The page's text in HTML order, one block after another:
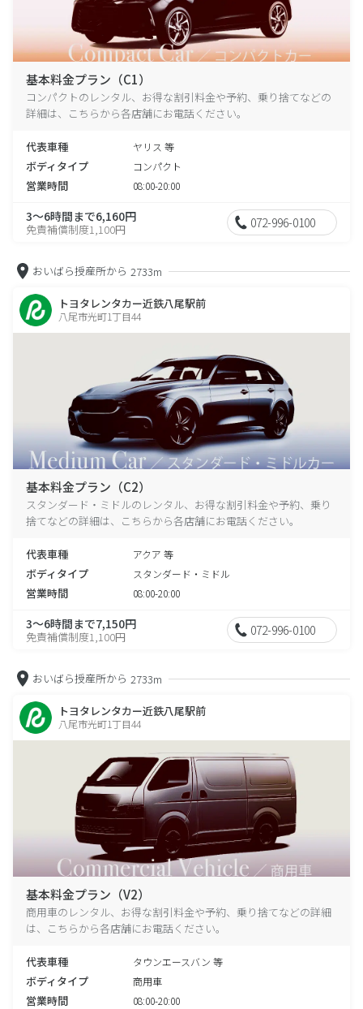
基本料金プラン（C1）
コンパクトのレンタル、お得な割引料金や予約、乗り捨てなどの
詳細は、こちらから各店舗にお電話ください。
代表車種 ヤリス 等
ボディタイプ コンパクト
営業時間 08:00-20:00
3～6時間まで6,160円
免責補償制度1,100円 072-996-0100
おいばら授産所から 2733m
トヨタレンタカー近鉄八尾駅前
八尾市光町1丁目44
基本料金プラン（C2）
スタンダード・ミドルのレンタル、お得な割引料金や予約、乗り
捨てなどの詳細は、こちらから各店舗にお電話ください。
代表車種 アクア 等
ボディタイプ スタンダード・ミドル
営業時間 08:00-20:00
3～6時間まで7,150円
免責補償制度1,100円 072-996-0100
おいばら授産所から 2733m
トヨタレンタカー近鉄八尾駅前
八尾市光町1丁目44
基本料金プラン（V2）
商用車のレンタル、お得な割引料金や予約、乗り捨てなどの詳細
は、こちらから各店舗にお電話ください。
代表車種 タウンエースバン 等
ボディタイプ 商用車
営業時間 08:00-20:00